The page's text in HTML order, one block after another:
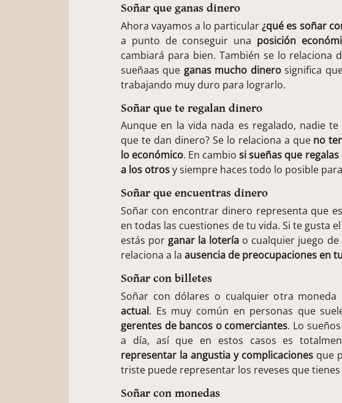
Soñar que ganas dinero
Ahora vayamos a lo particular¿qué es soñar
a punto de conseguir una posición
cambiará para bien. También se lo relaciona
sueñaas que ganas mucho dinerosignifica
trabajando muy duro para lograrlo.
Soñar que te regalan dinero
Aunque en la vida nada es regalado, nadie
que te dan dinero? Se lo relaciona a que no
lo económico. En cambiosi sueñas que
a los otrosy siempre haces todo lo posible
Soñar que encuentras dinero
Soñar con encontrar dinero representa que
en todas las cuestiones de tu vida. Si te gusta
estás por ganar la lotería o cualquier juego
relaciona a la ausencia de preocupaciones en
Soñar con billetes
Soñar con dólares o cualquier otra moneda
actual. Es muy común en personas que
gerentes de bancos o comerciantes. Lo
a día, así que en estos casos es
representar la angustia y complicacionesque
triste puede representar los reveses que tienes
Soñar con monedas